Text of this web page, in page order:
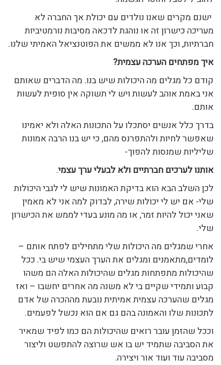
ישנם מקרים שאנו נולדים עם יכולת אך החברה לא
מעריכה כישרון זה או נוהגת לדכאה מסיבות נורמטיביות
חברתיות, וכך אנו לא ממשים את הפוטנציאל האמיתי שלנו.
איך מפתחים הערכה עצמית?
קודם כל מגלים מה היכולות שיש בנו. מה הדברים שאותם
אני באמת אוהב לעשות ויש לי תשוקה אין סופית לעשות
אותם.
בדרך כלל אנשים יסתכלו על התכונות האלה ולא יאמינו
שאפשר לחיות ולהתפרנס מהם, כי יש בנו הרבה אמונות
שליליות שמנסות להפוך-
אותנו לערכים חברתיים ולא לבעלי ערך עצמי.
לכן השלב הבא הוא בדיקת האמונות שיש לי לגבי היכולות
שלי- אם יש לי יכולות שירה, לבדוק למה אני לא מאמין
שאני יכול להיות זמר, או מה מונע בעדי לממש את הכישרון
שלי.
אחרי שמגלים מה היכולות שלי מתחילים לפתח אותם –
לומדים,מתאמנים ומגלים את הערך העצמי שיש בי. ככל
שהיכולות מתפתחות מגלים שהיכולות האלה הם משהו
קבוע ותמידי שקיים בי לא משנה מה אחרים יחשבו – ואז
מגלים שהערכה עצמית אמיתית נובעת מההכרה של אדם
לתכונות שלו והאמונה בהם גם אם הוא נכשל לפעמים.
וככל שהזמן עובר רואים שהיכולות הם כמו לפיד שמאיר
את הסביבה שתמיד יש בו אש שרוצה להתפשט וליצור
מסביבה עוד ועוד אור ויצירה.